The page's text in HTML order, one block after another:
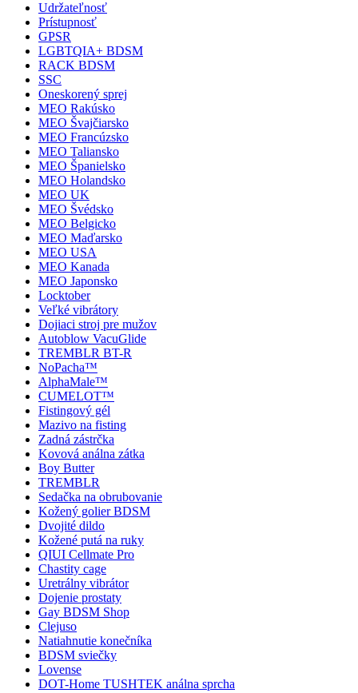
Udržateľnosť
Prístupnosť
GPSR
LGBTQIA+ BDSM
RACK BDSM
SSC
Oneskorený sprej
MEO Rakúsko
MEO Švajčiarsko
MEO Francúzsko
MEO Taliansko
MEO Španielsko
MEO Holandsko
MEO UK
MEO Švédsko
MEO Belgicko
MEO Maďarsko
MEO USA
MEO Kanada
MEO Japonsko
Locktober
Veľké vibrátory
Dojiaci stroj pre mužov
Autoblow VacuGlide
TREMBLR BT-R
NoPacha™
AlphaMale™
CUMELOT™
Fistingový gél
Mazivo na fisting
Zadná zástrčka
Kovová análna zátka
Boy Butter
TREMBLR
Sedačka na obrubovanie
Kožený golier BDSM
Dvojité dildo
Kožené putá na ruky
QIUI Cellmate Pro
Chastity cage
Uretrálny vibrátor
Dojenie prostaty
Gay BDSM Shop
Clejuso
Natiahnutie konečníka
BDSM sviečky
Lovense
DOT-Home TUSHTEK análna sprcha